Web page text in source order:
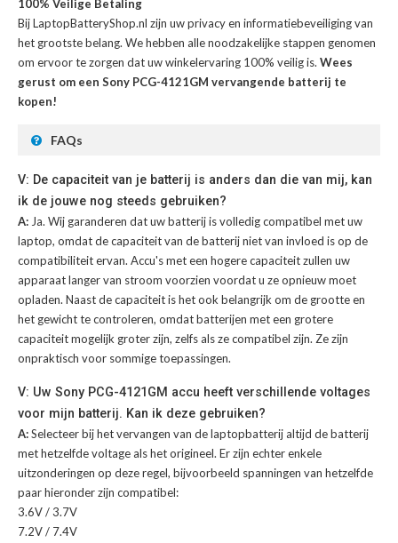
100% Veilige Betaling
Bij LaptopBatteryShop.nl zijn uw privacy en informatiebeveiliging van
het grootste belang. We hebben alle noodzakelijke stappen genomen
om ervoor te zorgen dat uw winkelervaring 100% veilig is. Wees
gerust om een Sony PCG-4121GM vervangende batterij te
kopen!
FAQs
V: De capaciteit van je batterij is anders dan die van mij, kan
ik de jouwe nog steeds gebruiken?
A: Ja. Wij garanderen dat uw batterij is volledig compatibel met uw
laptop, omdat de capaciteit van de batterij niet van invloed is op de
compatibiliteit ervan. Accu's met een hogere capaciteit zullen uw
apparaat langer van stroom voorzien voordat u ze opnieuw moet
opladen. Naast de capaciteit is het ook belangrijk om de grootte en
het gewicht te controleren, omdat batterijen met een grotere
capaciteit mogelijk groter zijn, zelfs als ze compatibel zijn. Ze zijn
onpraktisch voor sommige toepassingen.
V: Uw Sony PCG-4121GM accu heeft verschillende voltages
voor mijn batterij. Kan ik deze gebruiken?
A:Selecteer bij het vervangen van de laptopbatterij altijd de batterij
met hetzelfde voltage als het origineel. Er zijn echter enkele
uitzonderingen op deze regel, bijvoorbeeld spanningen van hetzelfde
paar hieronder zijn compatibel:
3.6V / 3.7V
7.2V / 7.4V